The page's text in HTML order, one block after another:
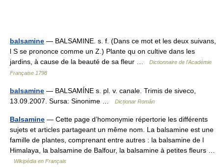
balsamine — BALSAMINE. s. f. (Dans ce mot et les deux suivans,
l S se prononce comme un Z.) Plante qu on cultive dans les
jardins, à cause de la beauté de sa fleur …
Dictionnaire de l'Académie
Française 1798
balsamine — BALSAMÍNE s. pl. v. canale. Trimis de siveco,
13.09.2007. Sursa: Sinonime …
Dicționar Român
Balsamine — Cette page d’homonymie répertorie les différents
sujets et articles partageant un même nom. La balsamine est une
famille de plantes, comprenant entre autres : la balsamine de l
Himalaya, la balsamine de Balfour, la balsamine à petites fleurs …
Wikipédia en Français